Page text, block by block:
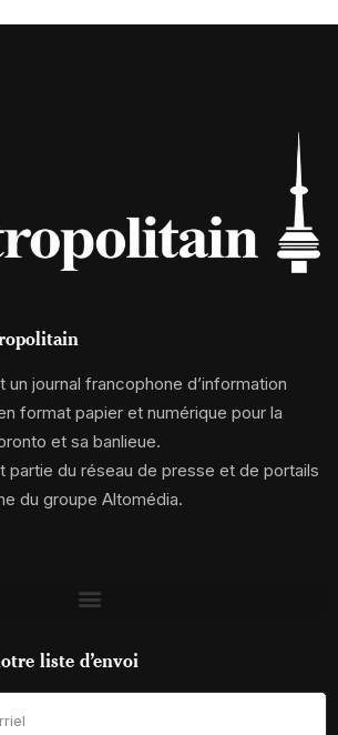
journal francophone d’information
format papier et numérique pour la
et sa banlieue.
partie du réseau de presse et de portails
du groupe Altomédia.
liste d’envoi